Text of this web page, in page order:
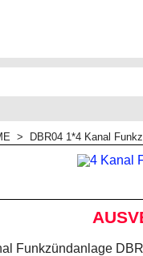
> DBR04 1*4 Kanal
Funkzündanlage